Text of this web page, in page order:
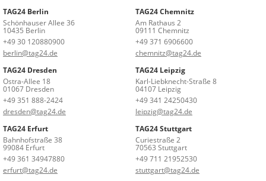
TAG24 Berlin
Schönhauser Allee 36
10435 Berlin
+49 30 120880900
berlin@tag24.de
TAG24 Chemnitz
Am Rathaus 2
09111 Chemnitz
+49 371 6906600
chemnitz@tag24.de
TAG24 Dresden
Ostra-Allee 18
01067 Dresden
+49 351 888-2424
dresden@tag24.de
TAG24 Leipzig
Karl-Liebknecht-Straße 8
04107 Leipzig
+49 341 24250430
leipzig@tag24.de
TAG24 Erfurt
Bahnhofstraße 38
99084 Erfurt
+49 361 34947880
erfurt@tag24.de
TAG24 Stuttgart
Curiestraße 2
70563 Stuttgart
+49 711 21952530
stuttgart@tag24.de